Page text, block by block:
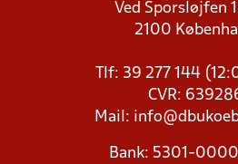
Ved Sporsløjfen
2100
Tlf: 39 277 144
CVR:
Mail:
Bank: 5301-